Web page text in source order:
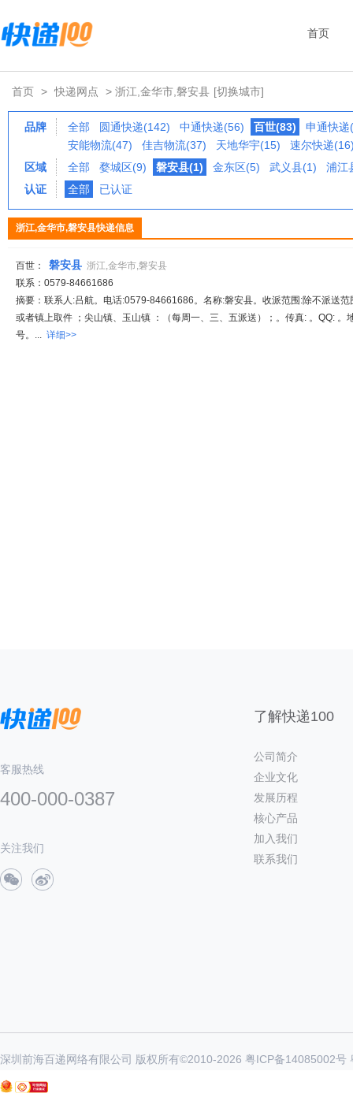
首页
首页 > 快递网点 > 浙江,金华市,磐安县 [切换城市]
品牌 全部 圆通快递(142) 中通快递(56) 百世(83)
申通快递
安能物流(47)
佳吉物流(37) 天地华宇(15)
速尔快递
区域
全部 婺城区(9) 磐安县(1) 金东区(5) 武义县(1)
浦江
认证
全部 已认证
浙江,金华市,磐安县快递信息
百世： 磐安县 浙江,金华市,磐安县
联系：0579-84661686
摘要：联系人:吕航。电话:0579-84661686。名称:磐安县。收派范围:除不派送
或者镇上取件 ；尖山镇、玉山镇 ：（每周一、三、五派送）；。传真: 。QQ: 。
号。... 详细>>
客服热线
400-000-0387
关注我们
了解快递100
公司简介
企业文化
发展历程
核心产品
加入我们
联系我们
深圳前海百递网络有限公司 版权所有©2010-2026 粤ICP备14085002号